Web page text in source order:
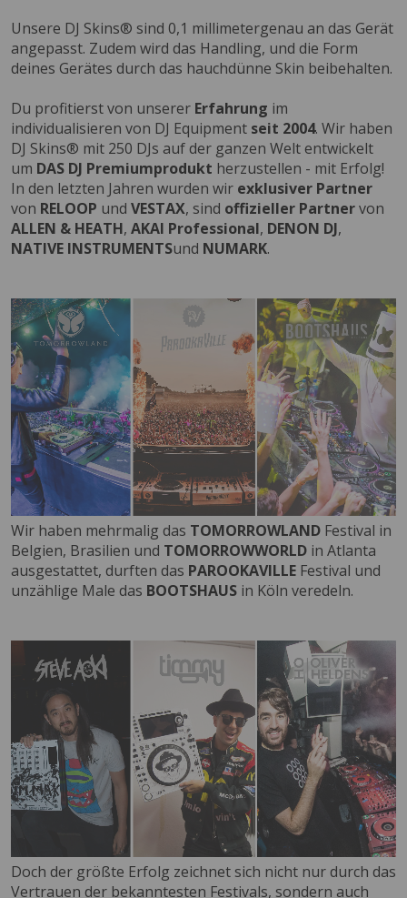
Unsere DJ Skins® sind 0,1 millimetergenau an das Gerät
angepasst. Zudem wird das Handling, und die Form
deines Gerätes durch das hauchdünne Skin beibehalten.
Du profitierst von unserer Erfahrung im
individualisieren von DJ Equipment seit 2004. Wir haben
DJ Skins® mit 250 DJs auf der ganzen Welt entwickelt
um DAS DJ Premiumprodukt herzustellen - mit Erfolg!
In den letzten Jahren wurden wir exklusiver Partner
von RELOOP und VESTAX, sind offizieller Partnervon
ALLEN & HEATH, AKAI Professional, DENON DJ,
NATIVE INSTRUMENTSund NUMARK.
Wir haben mehrmalig das TOMORROWLAND Festival in
Belgien, Brasilien und TOMORROWWORLD in Atlanta
ausgestattet, durften das PAROOKAVILLE Festival und
unzählige Male das BOOTSHAUS in Köln veredeln.
Doch der größte Erfolg zeichnet sich nicht nur durch das
Vertrauen der bekanntesten Festivals, sondern auch